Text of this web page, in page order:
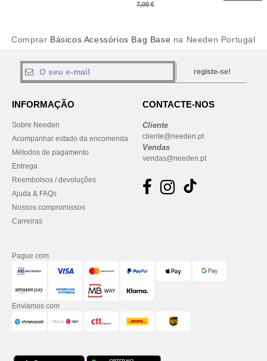
7,00 €
Comprar Básicos Acessórios Bag Base na Needen Portugal
registe-se!
INFORMAÇÃO
Sobre Needen
Acompanhar estado da encomenda
Métodos de pagamento
Entrega
Reembolsos / devoluções
Ajuda & FAQs
Nossos compromissos
Carreiras
CONTACTE-NOS
Cliente
cliente@needen.pt
Vendas
vendas@needen.pt
Pague com
Enviamos com